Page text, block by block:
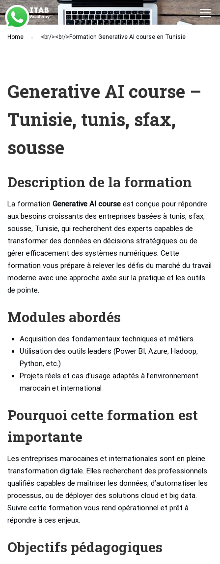
Home <br/><br/>Formation Generative AI course en Tunisie
Generative AI course –
Tunisie, tunis, sfax,
sousse
Description de la formation
La formation Generative AI course est conçue pour répondre
aux besoins croissants des entreprises basées à tunis, sfax,
sousse, Tunisie, qui recherchent des experts capables de
transformer des données en décisions stratégiques ou de
gérer efficacement des systèmes numériques. Cette
formation vous prépare à relever les défis du marché du travail
moderne avec une approche axée sur la pratique et les outils
de pointe.
Modules abordés
Acquisition des fondamentaux techniques et métiers
Utilisation des outils leaders (Power BI, Azure, Hadoop,
Python, etc.)
Projets réels et cas d’usage adaptés à l’environnement
marocain et international
Pourquoi cette formation est
importante
Les entreprises marocaines et internationales sont en pleine
transformation digitale. Elles recherchent des professionnels
qualifiés capables de maîtriser les données, d’automatiser les
processus, ou de déployer des solutions cloud et big data.
Suivre cette formation vous rend opérationnel et prêt à
répondre à ces enjeux.
Objectifs pédagogiques